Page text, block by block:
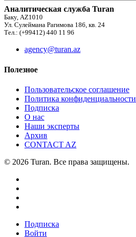
Аналитическая служба Turan
Баку, AZ1010
Ул. Сулеймана Рагимова 186, кв. 24
Тел.: (+99412) 440 11 96
agency@turan.az
Полезное
Пользовательское соглашение
Политика конфиденциальности
Подписка
О нас
Наши эксперты
Архив
CONTACT AZ
© 2026 Turan. Все права защищены.
Подписка
Войти